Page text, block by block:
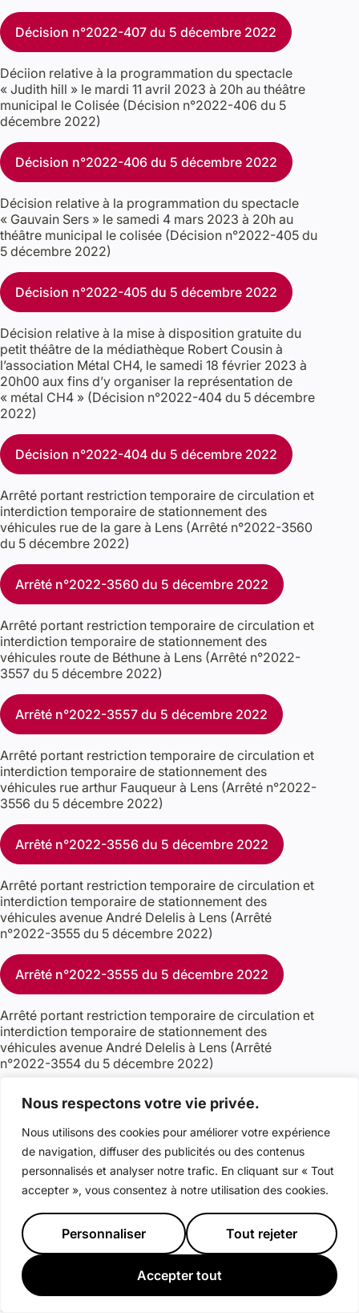
Nous respectons votre vie privée.
Nous utilisons des cookies pour améliorer votre expérience
de navigation, diffuser des publicités ou des contenus
personnalisés et analyser notre trafic. En cliquant sur « Tout
accepter », vous consentez à notre utilisation des cookies.
Personnaliser Tout rejeter
Accepter tout
Décision n°2022-407 du 5 décembre 2022
Déciion relative à la programmation du spectacle
« Judith hill » le mardi 11 avril 2023 à 20h au théâtre
municipal le Colisée (Décision n°2022-406 du 5
décembre 2022)
Décision n°2022-406 du 5 décembre 2022
Décision relative à la programmation du spectacle
« Gauvain Sers » le samedi 4 mars 2023 à 20h au
théâtre municipal le colisée (Décision n°2022-405 du
5 décembre 2022)
Décision n°2022-405 du 5 décembre 2022
Décision relative à la mise à disposition gratuite du
petit théâtre de la médiathèque Robert Cousin à
l’association Métal CH4, le samedi 18 février 2023 à
20h00 aux fins d’y organiser la représentation de
« métal CH4 » (Décision n°2022-404 du 5 décembre
2022)
Décision n°2022-404 du 5 décembre 2022
Arrêté portant restriction temporaire de circulation et
interdiction temporaire de stationnement des
véhicules rue de la gare à Lens (Arrêté n°2022-3560
du 5 décembre 2022)
Arrêté n°2022-3560 du 5 décembre 2022
Arrêté portant restriction temporaire de circulation et
interdiction temporaire de stationnement des
véhicules route de Béthune à Lens (Arrêté n°2022-
3557 du 5 décembre 2022)
Arrêté n°2022-3557 du 5 décembre 2022
Arrêté portant restriction temporaire de circulation et
interdiction temporaire de stationnement des
véhicules rue arthur Fauqueur à Lens (Arrêté n°2022-
3556 du 5 décembre 2022)
Arrêté n°2022-3556 du 5 décembre 2022
Arrêté portant restriction temporaire de circulation et
interdiction temporaire de stationnement des
véhicules avenue André Delelis à Lens (Arrêté
n°2022-3555 du 5 décembre 2022)
Arrêté n°2022-3555 du 5 décembre 2022
Arrêté portant restriction temporaire de circulation et
interdiction temporaire de stationnement des
véhicules avenue André Delelis à Lens (Arrêté
n°2022-3554 du 5 décembre 2022)
Arrêté n°2022-3554 du 5 décembre 2022
Décision relative à l’attribution de l’accord cadre
« prestations de restaurations friteries et autres »
PS22064 (Décision n°2022-403 du 5 décembre
2022)
Décision n°2022-403 du 5 décembre 2022
Décision relative à l’infructuosité de la procédure de
passation du contrat portant sur les assurances des
dommages aux biens et des risques annexes –